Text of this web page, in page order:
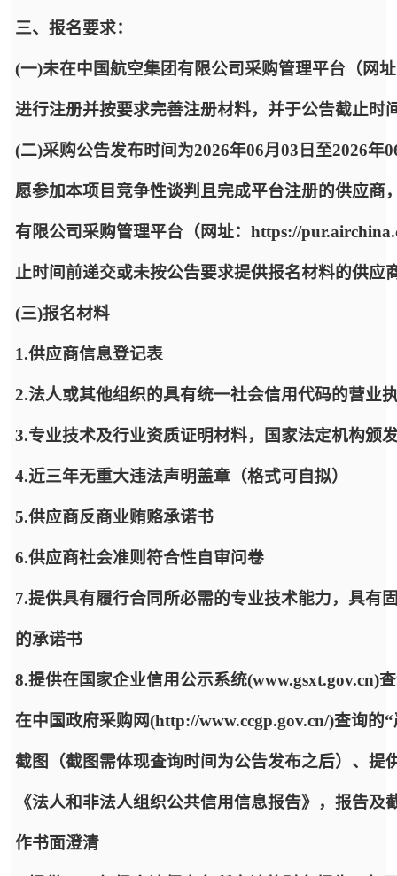
三、报名要求：
(一)未在中国航空集团有限公司采购管理平台（网
进行注册并按要求完善注册材料，并于公告截止时
(二)采购公告发布时间为2026年06月03日至2026
愿参加本项目竞争性谈判且完成平台注册的供应
有限公司采购管理平台（网址：https://
止时间前递交或未按公告要求提供报名材料的供
(三)报名材料
1.供应商信息登记表
2.法人或其他组织的具有统一社会信用代码的营业
3.专业技术及行业资质证明材料，国家法定机构颁
4.近三年无重大违法声明盖章（格式可自拟）
5.供应商反商业贿赂承诺书
6.供应商社会准则符合性自审问卷
7.提供具有履行合同所必需的专业技术能力，具有
的承诺书
8.提供在国家企业信用公示系统(www.gsxt.gov.cn)
在中国政府采购网(http://www.ccgp.gov.cn/)查询
截图（截图需体现查询时间为公告发布之后）、提
《法人和非法人组织公共信用信息报告》，报告
作书面澄清